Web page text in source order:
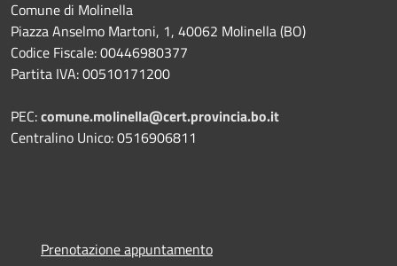
Comune di Molinella
Piazza Anselmo Martoni, 1, 40062 Molinella (BO)
Codice Fiscale: 00446980377
Partita IVA: 00510171200
PEC:comune.molinella@cert.provincia.bo.it
Centralino Unico: 0516906811
Prenotazione appuntamento